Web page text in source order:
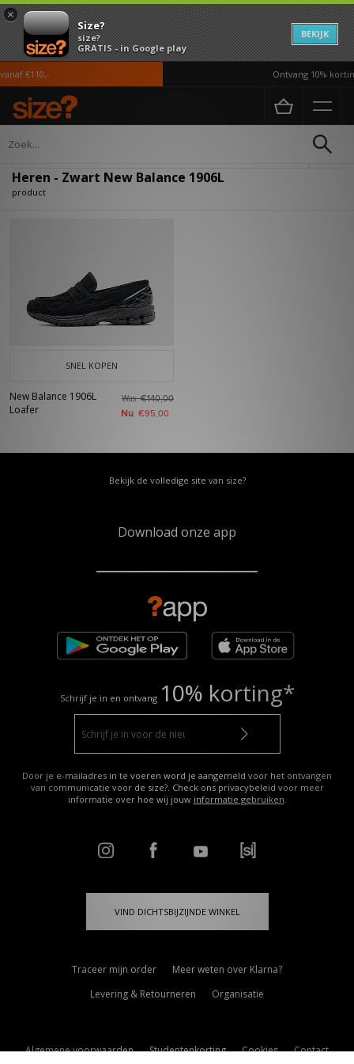
×
Size?
size?
GRATIS - in Google play
BEKIJK
€110,- Ontvang 10%
Home Heren
Heren - Zwart New Balance 1906L
product
SNEL KOPEN
New Balance 1906L
Loafer
Was€140,00
Nu €95,00
Bekijk de volledige site van size?
Download onze app
Schrijf je in en ontvang 10% korting*
Door je e-mailadres in te voeren word je aangemeld voor het ontvangen
van communicatie voor de size?. Check ons privacybeleid voor meer
informatie over hoe wij jouw informatie gebruiken.
VIND DICHTSBIJZIJNDE WINKEL
Traceer mijn order
Meer weten over Klarna?
Levering & Retourneren
Organisatie
Algemene voorwaarden Studentenkorting Cookies Contact